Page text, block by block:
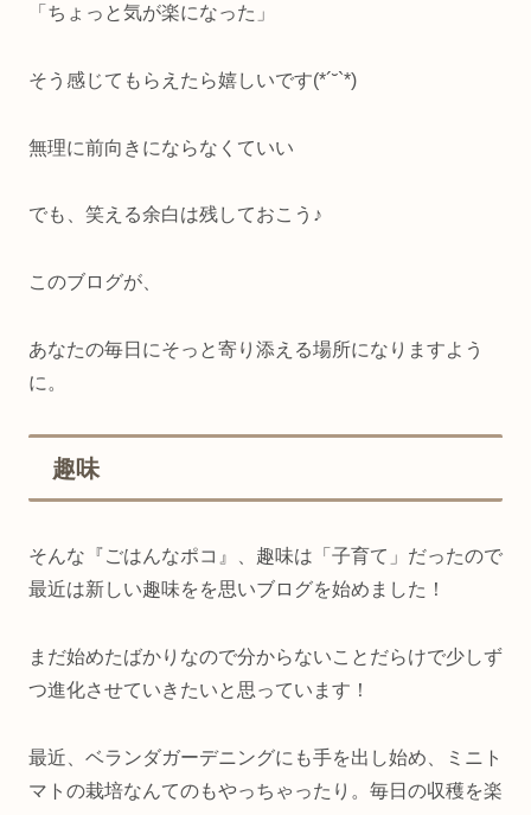
「ちょっと気が楽になった」
そう感じてもらえたら嬉しいです(*´˘`*)
無理に前向きにならなくていい
でも、笑える余白は残しておこう♪
このブログが、
あなたの毎日にそっと寄り添える場所になりますよう
に。
趣味
そんな『ごはんなポコ』、趣味は「子育て」だったので
最近は新しい趣味をを思いブログを始めました！
まだ始めたばかりなので分からないことだらけで少しず
つ進化させていきたいと思っています！
最近、ベランダガーデニングにも手を出し始め、ミニト
マトの栽培なんてのもやっちゃったり。毎日の収穫を楽